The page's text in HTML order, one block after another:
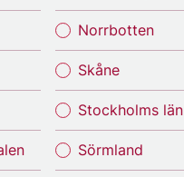
Norrbotten
Skåne
Stockholms län
Sörmland